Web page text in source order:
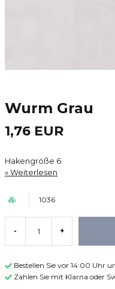
Wurm Grau
1,76 EUR
Hakengröße 6
Weiterlesen
1036
- +
Bestellen Sie vor 14:00 Uhr
Zahlen Sie mit Klarna oder